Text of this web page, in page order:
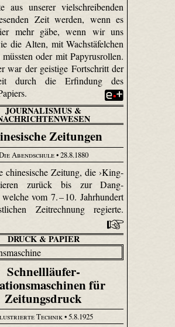
aus unserer vielschreibenden
Zeit werden, wenn es
mehr gäbe, wenn wir uns
die Alten, mit Wachstäfelchen
müssten oder mit Papyrusrollen.
war der geistige Fortschritt der
durch die Erfindung des
JOURNALISMUS &
Zeitungen
Abendschule• 28.8.1880
chinesische Zeitung, die ›King-
zurück bis zur Dang-
vom 7. – 10. Jahrhundert
Zeitrechnung regierte.
DRUCK & PAPIER
Schnellläufer-
für
Zeitungsdruck
Technik• 5.8.1925